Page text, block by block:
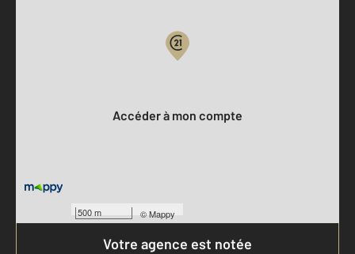
500 m ©Mappy
Accéder à mon compte
Votre agence est notée